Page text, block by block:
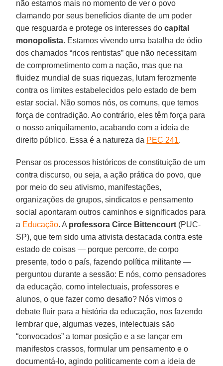
não estamos mais no momento de ver o povo
clamando por seus benefícios diante de um poder
que resguarda e protege os interesses do capital
monopolista. Estamos vivendo uma batalha de ódio
dos chamados “ricos rentistas” que não necessitam
de comprometimento com a nação, mas que na
fluidez mundial de suas riquezas, lutam ferozmente
contra os limites estabelecidos pelo estado de bem
estar social. Não somos nós, os comuns, que temos
força de contradição. Ao contrário, eles têm força para
o nosso aniquilamento, acabando com a ideia de
direito público. Essa é a natureza da PEC 241.
Pensar os processos históricos de constituição de um
contra discurso, ou seja, a ação prática do povo, que
por meio do seu ativismo, manifestações,
organizações de grupos, sindicatos e pensamento
social apontaram outros caminhos e significados para
a Educação. A professora Circe Bittencourt (PUC-
SP), que tem sido uma ativista destacada contra este
estado de coisas — porque percorre, de corpo
presente, todo o país, fazendo política militante —
perguntou durante a sessão: E nós, como pensadores
da educação, como intelectuais, professores e
alunos, o que fazer como desafio? Nós vimos o
debate fluir para a história da educação, nos fazendo
lembrar que, algumas vezes, intelectuais são
“convocados” a tomar posição e a se lançar em
manifestos crassos, formular um pensamento e o
documentá-lo, agindo politicamente com a ideia de